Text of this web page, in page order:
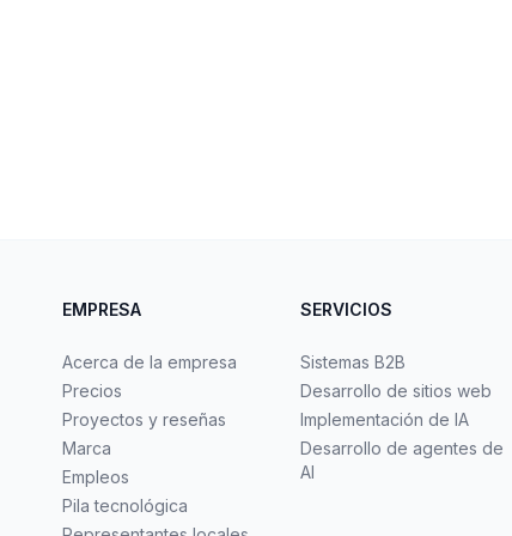
EMPRESA
Acerca de la empresa
Precios
Proyectos y reseñas
Marca
Empleos
Pila tecnológica
SERVICIOS
Sistemas B2B
Desarrollo de sitios web
Implementación de IA
Desarrollo de agentes de
AI